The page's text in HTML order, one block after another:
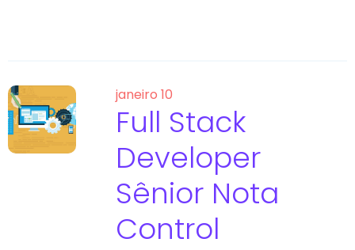
janeiro 10
Full Stack
Developer
Sênior Nota
Control